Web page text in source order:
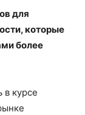
для
которые
более
в курсе